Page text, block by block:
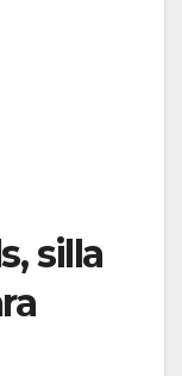
silla